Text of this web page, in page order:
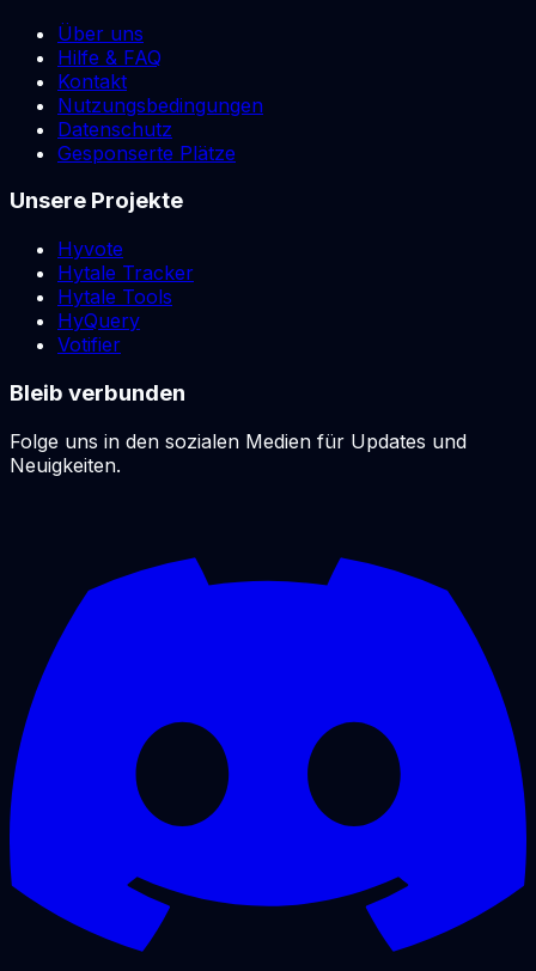
Über uns
Hilfe & FAQ
Kontakt
Nutzungsbedingungen
Datenschutz
Gesponserte Plätze
Unsere Projekte
Hyvote
Hytale Tracker
Hytale Tools
HyQuery
Votifier
Bleib verbunden
Folge uns in den sozialen Medien für Updates und
Neuigkeiten.